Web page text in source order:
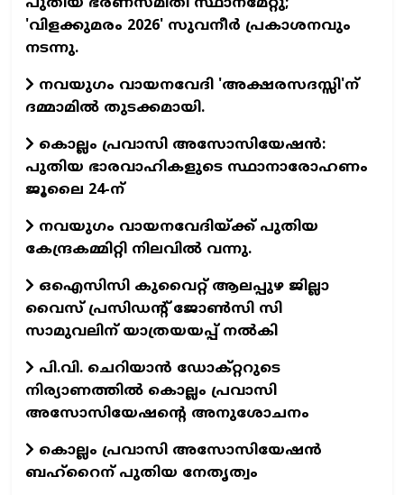
പുതിയ ഭരണസമിതി സ്ഥാനമേറ്റു;
'വിളക്കുമരം 2026' സുവനീര്‍ പ്രകാശനവും
നടന്നു.
നവയുഗം വായനവേദി 'അക്ഷരസദസ്സി'ന്
ദമ്മാമില്‍ തുടക്കമായി.
കൊല്ലം പ്രവാസി അസോസിയേഷന്‍:
പുതിയ ഭാരവാഹികളുടെ സ്ഥാനാരോഹണം
ജൂലൈ 24-ന്
നവയുഗം വായനവേദിയ്ക്ക് പുതിയ
കേന്ദ്രകമ്മിറ്റി നിലവില്‍ വന്നു.
ഒഐസിസി കുവൈറ്റ് ആലപ്പുഴ ജില്ലാ
വൈസ് പ്രസിഡന്റ് ജോണ്‍സി സി
സാമുവലിന് യാത്രയയപ്പ് നല്‍കി
പി.വി. ചെറിയാന്‍ ഡോക്റ്ററുടെ
നിര്യാണത്തില്‍ കൊല്ലം പ്രവാസി
അസോസിയേഷന്റെ അനുശോചനം
കൊല്ലം പ്രവാസി അസോസിയേഷന്‍
ബഹ്‌റൈന് പുതിയ നേതൃത്വം